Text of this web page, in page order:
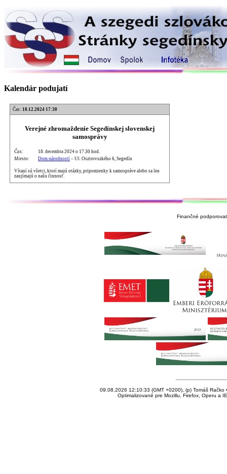
Kalendár podujatí
Čas: 18.12.2024 17:30
Verejné zhromaždenie Segedínskej slovenskej
samosprávy
Čas:
18. decembra 2024 o 17.30 hod.
Miesto:
Dom národností – Ul. Osztrovszkého 6, Segedín
Vítaní sú všetci, ktorí majú otázky, pripomienky k samospráve alebo sa len
zaujímajú o našu činnosť.
Finančné
09.08.2026 12:10:33 (GMT +0200), (p) Tomáš Račko
Optimalizované pre Mozillu, Firefox, Operu a